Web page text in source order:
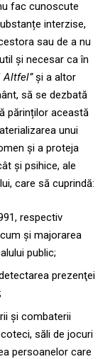
fac cunoscute
interzise,
sau de a nu
și necesar ca în
Altfel”și a altor
să se dezbată
părinților această
unui
și a proteja
și psihice, ale
care să cuprindă:
respectiv
şi majorarea
public;
prezenţei
şi combaterii
săli de jocuri
persoanelor care